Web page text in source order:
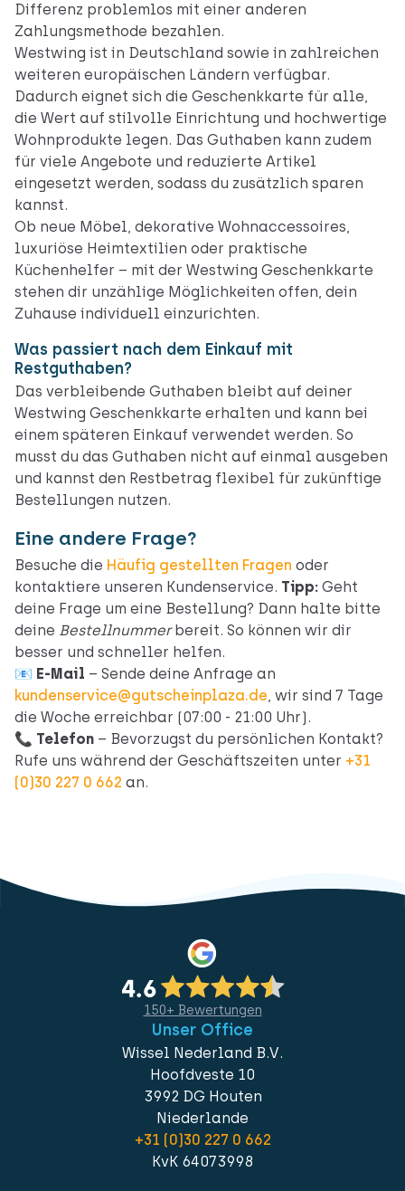
Differenz problemlos mit einer anderen
Zahlungsmethode bezahlen.
Westwing ist in Deutschland sowie in zahlreichen
weiteren europäischen Ländern verfügbar.
Dadurch eignet sich die Geschenkkarte für alle,
die Wert auf stilvolle Einrichtung und hochwertige
Wohnprodukte legen. Das Guthaben kann zudem
für viele Angebote und reduzierte Artikel
eingesetzt werden, sodass du zusätzlich sparen
kannst.
Ob neue Möbel, dekorative Wohnaccessoires,
luxuriöse Heimtextilien oder praktische
Küchenhelfer – mit der Westwing Geschenkkarte
stehen dir unzählige Möglichkeiten offen, dein
Zuhause individuell einzurichten.
Was passiert nach dem Einkauf mit
Restguthaben?
Das verbleibende Guthaben bleibt auf deiner
Westwing Geschenkkarte erhalten und kann bei
einem späteren Einkauf verwendet werden. So
musst du das Guthaben nicht auf einmal ausgeben
und kannst den Restbetrag flexibel für zukünftige
Bestellungen nutzen.
Eine andere Frage?
Besuche die Häufig gestellten Fragen oder
kontaktiere unseren Kundenservice. Tipp: Geht
deine Frage um eine Bestellung? Dann halte bitte
deine Bestellnummerbereit. So können wir dir
besser und schneller helfen.
📧 E-Mail – Sende deine Anfrage an
kundenservice@gutscheinplaza.de, wir sind 7 Tage
die Woche erreichbar (07:00 - 21:00 Uhr).
📞 Telefon – Bevorzugst du persönlichen Kontakt?
Rufe uns während der Geschäftszeiten unter +31
(0)30 227 0 662 an.
150+ Bewertungen
Unser Office
Wissel Nederland B.V.
Hoofdveste 10
3992 DG Houten
Niederlande
+31 (0)30 227 0 662
KvK 64073998